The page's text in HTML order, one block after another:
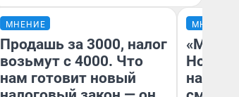
МНЕНИЕ
Продашь за 3000, налог
возьмут с 4000. Что
нам готовит новый
МНЕНИЕ
«Мы